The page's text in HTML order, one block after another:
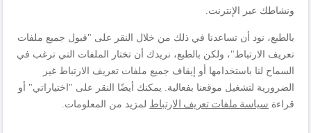
أنت تراجع:
غير لاصق L1500402
الجودة
ونشاطك عبر الإنترنت.
بالطبع، نود أن تساعدنا في ذلك من خلال النقر على "قبول جميع ملفات
تعريف الارتباط"، ولكن بالطبع، نريدك أن تختار الملفات التي ترغب في
السماح لنا باستخدامها أو إيقاف جميع ملفات تعريف الارتباط غير
الضرورية لتشغيل موقعنا بفعالية. يمكنك أيضًا النقر على "اختياراتي" أو
قراءة سياسة ملفات تعريف الارتباط لمزيد من المعلومات.